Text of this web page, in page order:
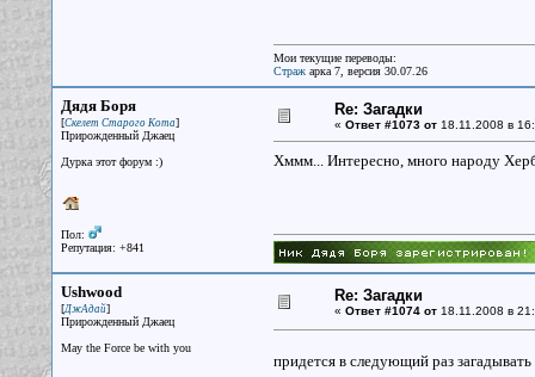
Мои текущие переводы:
Стражарка 7, версия 30.07.26
Дядя Боря
[Скелет Старого Кота]
Прирожденный Джаец
Дурка этот форум :)
Пол:
Репутация: +841
Re: Загадки
« Ответ #1073 от18.11.2008 в
Хммм... Интересно, много народу
Ushwood
[ДжАдай]
Прирожденный Джаец
May the Force be with you
Re: Загадки
« Ответ #1074 от18.11.2008 в
придется в следующий раз